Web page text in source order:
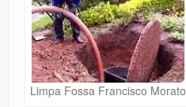
Galeria De Fotos
Orçamento
Comentários
Limpa Fossa Francisco Morato